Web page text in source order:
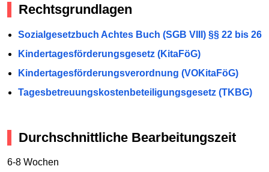
Rechtsgrundlagen
Sozialgesetzbuch Achtes Buch (SGB VIII) §§ 22 bis 26
Kindertagesförderungsgesetz (KitaFöG)
Kindertagesförderungsverordnung (VOKitaFöG)
Tagesbetreuungskostenbeteiligungsgesetz (TKBG)
Durchschnittliche Bearbeitungszeit
6-8 Wochen